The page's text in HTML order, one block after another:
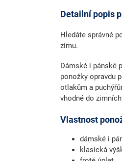
Detailní popis
Hledáte správné
zimu.
Dámské i pánské
ponožky opravdu
otlakům a
vhodné do
Vlastnost
dámské i
klasická